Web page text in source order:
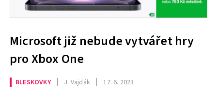
Microsoft již nebude vytvářet hry
pro Xbox One
BLESKOVKY J. Vajdák 17. 6. 2023